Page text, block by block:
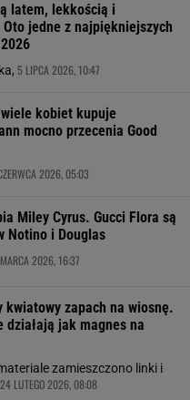
latem, lekkością i
jedne z najpiękniejszych
5 LIPCA 2026, 10:47
kobiet kupuje
mocno przecenia Good
2026, 05:03
Miley Cyrus. Gucci Flora są
Notino i Douglas
2026, 16:37
kwiatowy zapach na wiosnę.
działają jak magnes na
zamieszczono linki i
24 LUTEGO 2026, 08:08